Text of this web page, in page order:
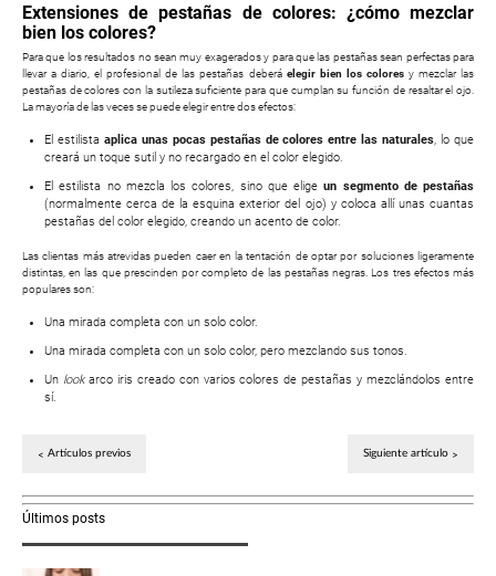
Extensiones de pestañas de colores: ¿cómo mezclar
bien los colores?
Para que los resultados no sean muy exagerados y para que las pestañas sean perfectas para
llevar a diario, el profesional de las pestañas deberá elegir bien los coloresy mezclar las
pestañas de colores con la sutileza suficiente para que cumplan su función de resaltar el ojo.
La mayoría de las veces se puede elegir entre dos efectos:
El estilista aplica unas pocas pestañas de colores entre las naturales, lo que
creará un toque sutil y no recargado en el color elegido.
El estilista no mezcla los colores, sino que eligeun segmento de pestañas
(normalmente cerca de la esquina exterior del ojo) y coloca allí unas cuantas
pestañas del color elegido, creando un acento de color.
Las clientas más atrevidas pueden caer en la tentación de optar por soluciones ligeramente
distintas, en las que prescinden por completo de las pestañas negras. Los tres efectos más
populares son:
Una mirada completa con un solo color.
Una mirada completa con un solo color, pero mezclando sus tonos.
Un lookarco iris creado con varios colores de pestañas y mezclándolos entre
sí.
Artículos previos Siguiente artículo
Últimos posts